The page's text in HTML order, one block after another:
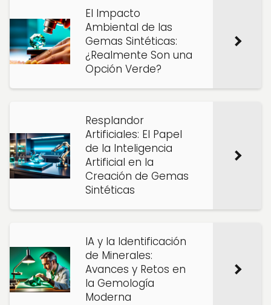
El Impacto
Ambiental de las
Gemas Sintéticas:
¿Realmente Son una
Opción Verde?
Resplandor
Artificiales: El Papel
de la Inteligencia
Artificial en la
Creación de Gemas
Sintéticas
IA y la Identificación
de Minerales:
Avances y Retos en
la Gemología
Moderna